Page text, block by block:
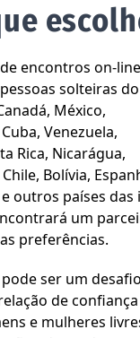
encontros on-line
solteiras do
México,
Venezuela,
Rica, Nicarágua,
Bolívia,
outros países das
um
preferências.
ser um desafio
de
e mulheres